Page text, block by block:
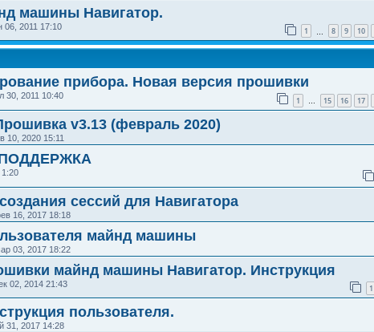
машины Навигатор.
06, 2011 17:10 1 8 9 10
прибора. Новая версия прошивки
30, 2011 10:40 1 … 15 16 17
v3.13 (февраль 2020)
10, 2020 15:11
1:20
сессий для Навигатора
16, 2017 18:18
майнд машины
03, 2017 18:22
майнд машины Навигатор. Инструкция
02, 2014 21:43 1
пользователя.
31, 2017 14:28